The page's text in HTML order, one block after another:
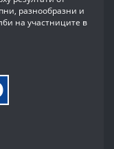
разнообразни и
на участниците в